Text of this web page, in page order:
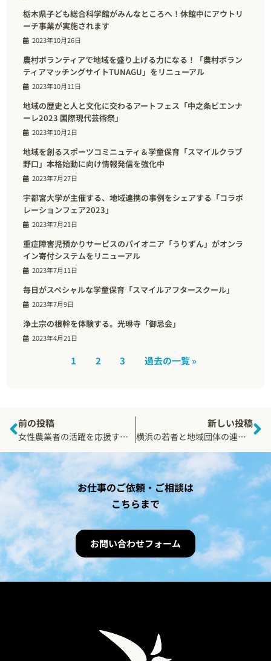
栃木県子ども総合科学館がみんなところへ！休館中にアウトリ
ーチ事業が実施されます
2023年10月26日
農村ボランティアで地域を盛り上げる力になる！「農村ボラン
ティアマッチングサイトTUNAGU」をリニューアル
2023年10月11日
地域の歴史と人と文化に交わるアートフェス「中之条ビエンナ
ーレ2023 国際現代芸術祭」
2023年10月2日
地域を創るスポーツコミニュティ＆学童保育「スマイルクラブ
野口」本格始動に向け情報発信を強化中
2023年7月27日
宇都宮大学が主催する、地域連携の事例をシェアする「コラボ
レーションフェア2023」
2023年7月21日
重症障害児預かりサービスのパイオニア「うりずん」がオンラ
イン寄付システムをリニューアル
2023年7月11日
毎日がスペシャルな学童保育「スマイルアフタースクール」
2023年7月9日
浄土宗の根幹を体験する。光琳寺「御忌会」
2023年4月21日
1 2 3 過去の一覧 »
前の投稿
女性農業者の活躍を応援するセミナーイベント「とちぎ女性農業者フォーラム」3月2日（木）開催！
新しい投稿
横浜の若者と地域団体の連携を目の当たりにする「横浜アクションアワード」2/25土 リアル＆オンライン配信
お仕事のご依頼・ご相談は
こちらまで
お問い合わせフォーム